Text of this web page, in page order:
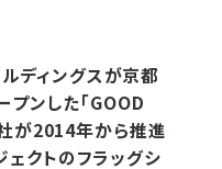
ディングスが京都
ンした「GOOD
が2014年から推進
ェクトのフラッグシ